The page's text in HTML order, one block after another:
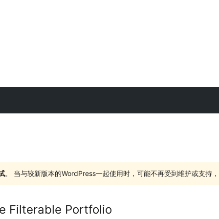
。 当与较新版本的WordPress一起使用时，可能不再受到维护或支持
Filterable Portfolio